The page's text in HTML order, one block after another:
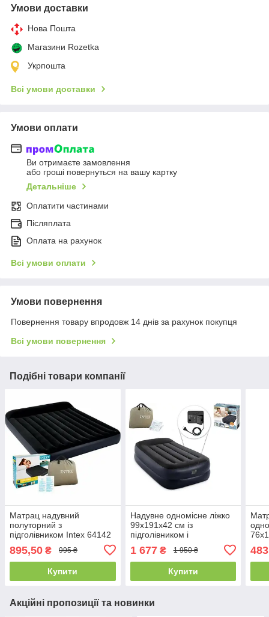
Умови доставки
Нова Пошта
Магазини Rozetka
Укрпошта
Всі умови доставки
Умови оплати
Ви отримаєте замовлення
або гроші повернуться на вашу картку
Детальніше
Оплатити частинами
Післяплата
Оплата на рахунок
Всі умови оплати
Умови повернення
Повернення товару впродовж 14 днів за рахунок покупця
Всі умови повернення
Подібні товари компанії
Матрац надувний
полуторний з
підголівником Intex 64142
надувне ліжко
односпальне
895,50 ₴ 995 ₴
Купити
Надувне одномісне ліжко
99х191х42 см із
підголівником і
64122 NP, надувний
матрац
1 677₴ 1 950 ₴
Купити
Акційні пропозиції та новинки